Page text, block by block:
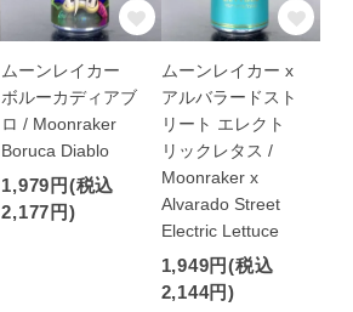
ムーンレイカー
ボルーカディアブ
ロ / Moonraker
Boruca Diablo
1,979円(税込
2,177円)
ムーンレイカー x
アルバラードスト
リート エレクト
リックレタス /
Moonraker x
Alvarado Street
Electric Lettuce
1,949円(税込
2,144円)